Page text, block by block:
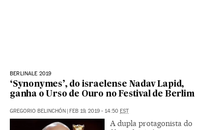
BERLINALE 2019
‘Synonymes’, do israelense Nadav Lapid,
ganha o Urso de Ouro no Festival de Berlim
GREGORIO BELINCHÓN FEB 19, 2019 - 14:50 EST
A dupla protagonista do